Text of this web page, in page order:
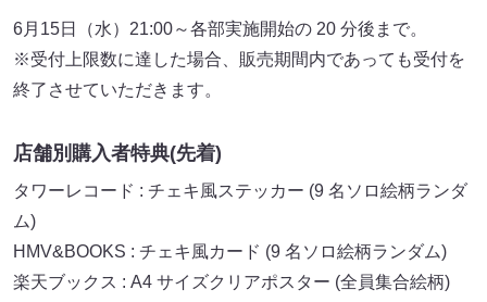
6月15日（水）21:00～各部実施開始の 20 分後まで。
※受付上限数に達した場合、販売期間内であっても受付を
終了させていただきます。
店舗別購入者特典(先着)
タワーレコード : チェキ風ステッカー (9 名ソロ絵柄ランダ
ム)
HMV&BOOKS : チェキ風カード (9 名ソロ絵柄ランダム)
楽天ブックス : A4 サイズクリアポスター (全員集合絵柄)